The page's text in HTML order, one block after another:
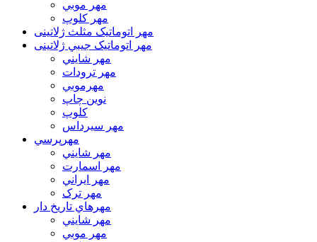
مهر موبي
مهر كلوپ
مهر اتوماتیک مثلث ژلاتینی
مهر اتوماتیک جيبي ژلاتینی
مهر شايني
مهر ترودات
مهرموبي
نوين چاپ
کلوپ
مهر سيرداس
مهرپرسي
مهر شايني
مهر اسمارت
مهر ايراني
مهر ترک
مهرهاي تاريخ دار
مهر شايني
مهر موبي